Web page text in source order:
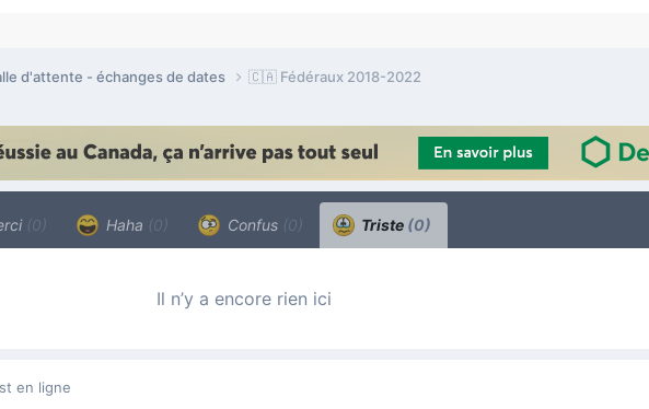
d'attente - échanges de dates 🇨🇦 Fédéraux 2018-2022
(0) Haha (0) Confus (0) Triste (0)
Il n’y a encore rien ici
en ligne